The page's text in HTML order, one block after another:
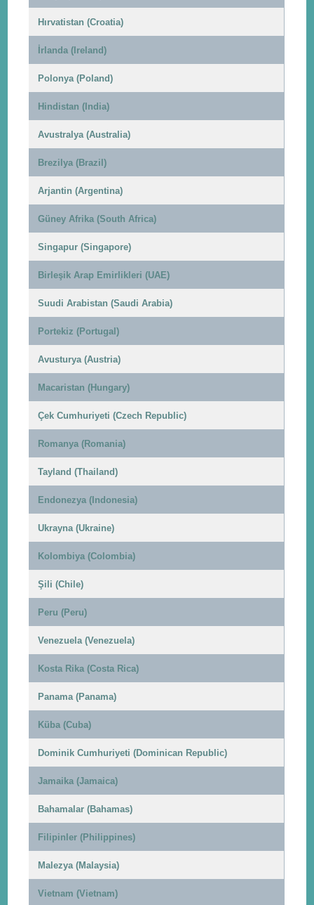
Hırvatistan (Croatia)
İrlanda (Ireland)
Polonya (Poland)
Hindistan (India)
Avustralya (Australia)
Brezilya (Brazil)
Arjantin (Argentina)
Güney Afrika (South Africa)
Singapur (Singapore)
Birleşik Arap Emirlikleri (UAE)
Suudi Arabistan (Saudi Arabia)
Portekiz (Portugal)
Avusturya (Austria)
Macaristan (Hungary)
Çek Cumhuriyeti (Czech Republic)
Romanya (Romania)
Tayland (Thailand)
Endonezya (Indonesia)
Ukrayna (Ukraine)
Kolombiya (Colombia)
Şili (Chile)
Peru (Peru)
Venezuela (Venezuela)
Kosta Rika (Costa Rica)
Panama (Panama)
Küba (Cuba)
Dominik Cumhuriyeti (Dominican Republic)
Jamaika (Jamaica)
Bahamalar (Bahamas)
Filipinler (Philippines)
Malezya (Malaysia)
Vietnam (Vietnam)